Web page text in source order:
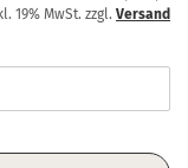
19% MwSt. zzgl. Versand